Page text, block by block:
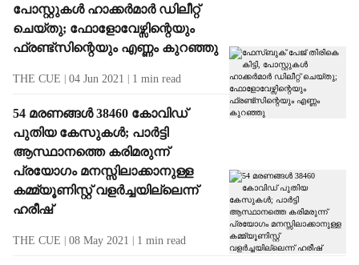
പോസ്റ്റുകൾ ഹാക്കർമാർ ഡിലീറ്റ്
ചെയ്തു; ഫോളോവേഴ്സിന്റെയും
ഫ്രണ്ട്സിന്റെയും എണ്ണം കുറഞ്ഞു
THE CUE 04 Jun 2021 1 min read
54 മരണങ്ങൾ 38460 കോവിഡ്
പുതിയ കേസുകൾ; പാർട്ടി
ആസ്ഥാനത്തെ കരിമരുന്ന്
പ്രയോഗം മനസ്സിലാക്കാനുള്ള
കമ്മ്യൂണിസ്റ്റ് വളർച്ചയില്ലെന്ന്
ഹരീഷ്
THE CUE 08 May 2021 1 min read